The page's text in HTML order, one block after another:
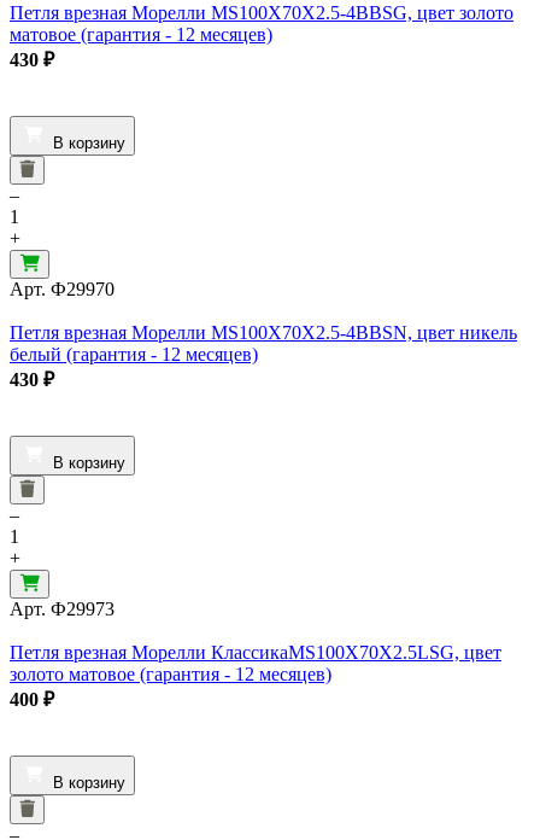
Петля врезная Морелли MS100X70X2.5-4BBSG, цвет золото
матовое (гарантия - 12 месяцев)
430 ₽
В корзину
–
1
+
Арт. Ф29970
Петля врезная Морелли MS100X70X2.5-4BBSN, цвет никель
белый (гарантия - 12 месяцев)
430 ₽
В корзину
–
1
+
Арт. Ф29973
Петля врезная Морелли КлассикаMS100X70X2.5LSG, цвет
золото матовое (гарантия - 12 месяцев)
400 ₽
В корзину
–